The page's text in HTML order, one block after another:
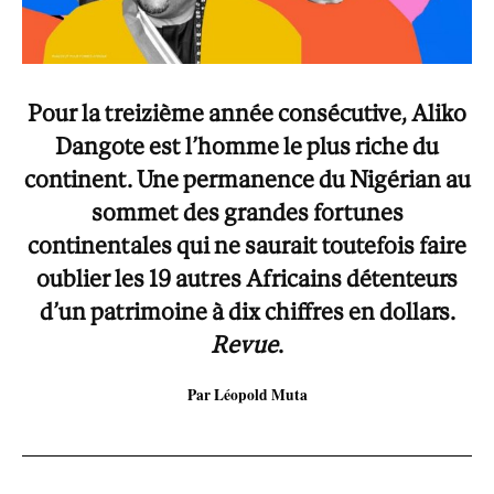
Pour la treizième année consécutive, Aliko
Dangote est l’homme le plus riche du
continent. Une permanence du Nigérian au
sommet des grandes fortunes
continentales qui ne saurait toutefois faire
oublier les 19 autres Africains détenteurs
d’un patrimoine à dix chiffres en dollars.
Revue.
Par Léopold Muta